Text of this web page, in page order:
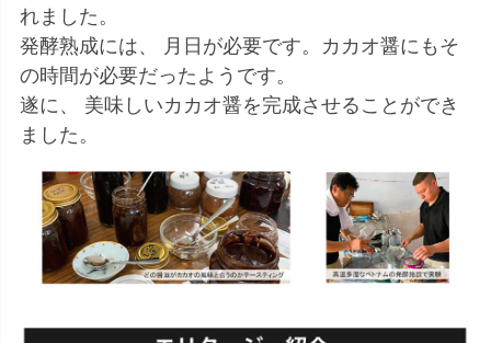
れました。
発酵熟成には、 月日が必要です。カカオ醤にもそ
の時間が必要だったようです。
遂に、 美味しいカカオ醤を完成させることができ
ました。